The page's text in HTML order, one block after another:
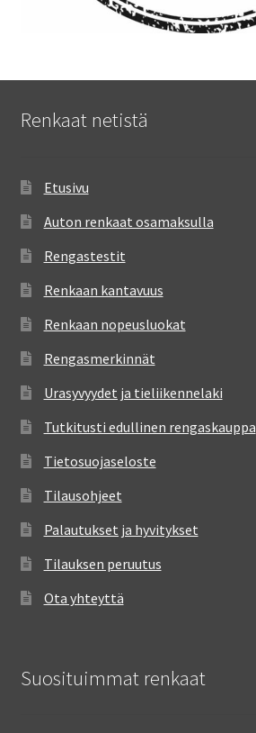
Renkaat netistä
Etusivu
Auton renkaat osamaksulla
Rengastestit
Renkaan kantavuus
Renkaan nopeusluokat
Rengasmerkinnät
Urasyvyydet ja tieliikennelaki
Tutkitusti edullinen rengaskauppa
Tietosuojaseloste
Tilausohjeet
Palautukset ja hyvitykset
Tilauksen peruutus
Ota yhteyttä
Suosituimmat renkaat